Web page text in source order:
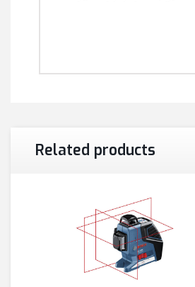
Related products